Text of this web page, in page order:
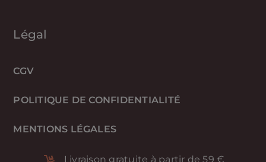
Légal
CGV
POLITIQUE DE CONFIDENTIALITÉ
MENTIONS LÉGALES
Livraison gratuite à partir de 59 €